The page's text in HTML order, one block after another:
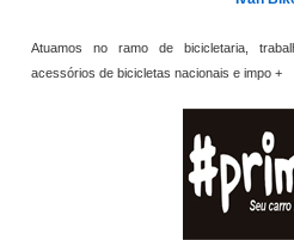
Atuamos no ramo de bicicletaria,
acessórios de bicicletas nacionais e impo +